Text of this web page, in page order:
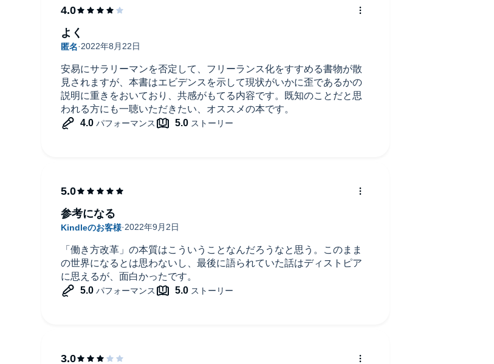
安易にサラリーマンを否定して、フリーランス化をすすめる書物が散
見されますが、本書はエビデンスを示して現状がいかに歪であるかの
説明に重きをおいており、共感がもてる内容です。既知のことだと思
われる方にも一聴いただきたい、オススメの本です。
よく
「働き方改革」の本質はこういうことなんだろうなと思う。このまま
の世界になるとは思わないし、最後に語られていた話はディストピア
に思えるが、面白かったです。
参考になる